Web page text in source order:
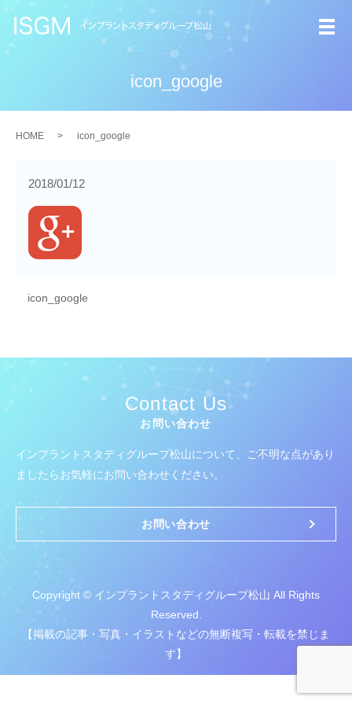
メ
icon_google
HOME icon_google
2018/01/12
icon_google
Contact Us
お問い合わせ
インプラントスタディグループ松山について、
ご不明な点があり
ましたらお気軽にお問い合わせください。
お問い合わせ
Copyright © インプラントスタディグループ松山 All Rights
Reserved.
【掲載の記事・写真・イラストなどの無断複写・転載を禁じま
す】